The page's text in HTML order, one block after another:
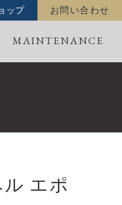
お問い合わせ
ップ
MAINTENANCE
ル エポ